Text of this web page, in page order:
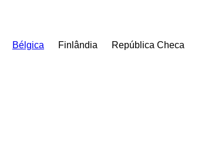
Bélgica Finlândia República Checa